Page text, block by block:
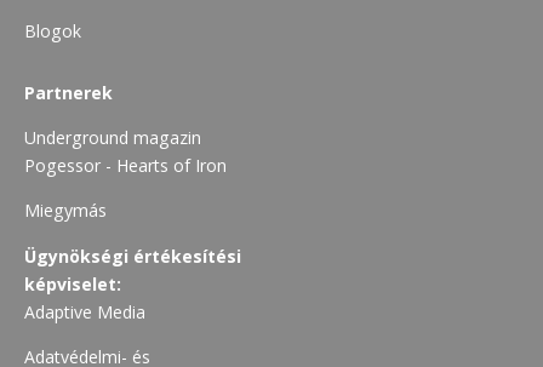
Blogok
Partnerek
Underground magazin
Pogessor - Hearts of Iron
Miegymás
Ügynökségi értékesítési
képviselet:
Adaptive Media
Adatvédelmi- és